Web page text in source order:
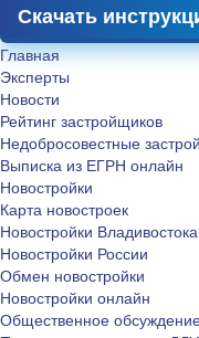
Скачать
Главная
Эксперты
Новости
Рейтинг застройщиков
Недобросовестные
Выписка из ЕГРН онлайн
Новостройки
Карта новостроек
Новостройки Владивостока
Новостройки России
Обмен новостройки
Новостройки онлайн
Общественное